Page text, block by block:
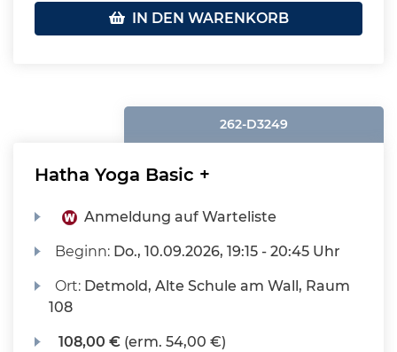
IN DEN WARENKORB
262-D3249
Hatha Yoga Basic +
Anmeldung auf Warteliste
Beginn: Do., 10.09.2026, 19:15 - 20:45 Uhr
Ort: Detmold, Alte Schule am Wall, Raum
108
108,00 € (erm. 54,00 €)